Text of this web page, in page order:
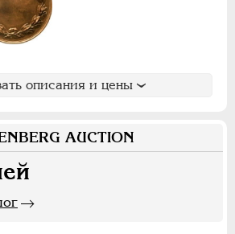
описания и цены
AUCTION
1917